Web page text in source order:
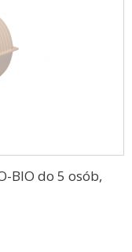
BIO do 5 osób,